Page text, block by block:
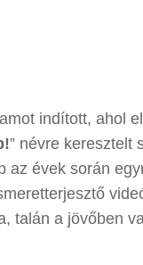
indított, ahol
” névre keresztelt
az évek során
talán a jövőben